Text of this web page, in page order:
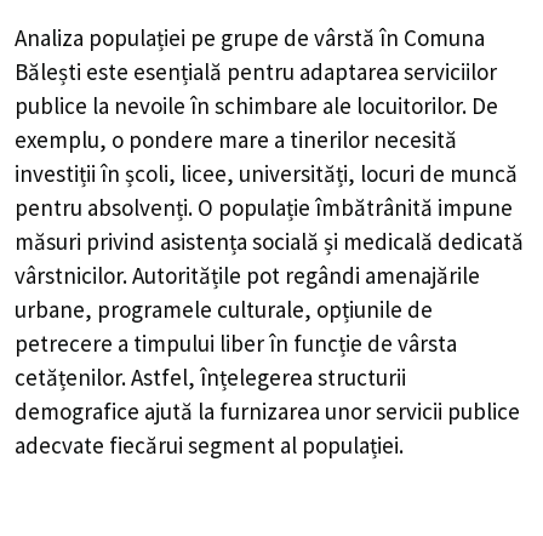
Analiza populației pe grupe de vârstă în Comuna
Bălești este esențială pentru adaptarea serviciilor
publice la nevoile în schimbare ale locuitorilor. De
exemplu, o pondere mare a tinerilor necesită
investiții în școli, licee, universități, locuri de muncă
pentru absolvenți. O populație îmbătrânită impune
măsuri privind asistența socială și medicală dedicată
vârstnicilor. Autoritățile pot regândi amenajările
urbane, programele culturale, opțiunile de
petrecere a timpului liber în funcție de vârsta
cetățenilor. Astfel, înțelegerea structurii
demografice ajută la furnizarea unor servicii publice
adecvate fiecărui segment al populației.